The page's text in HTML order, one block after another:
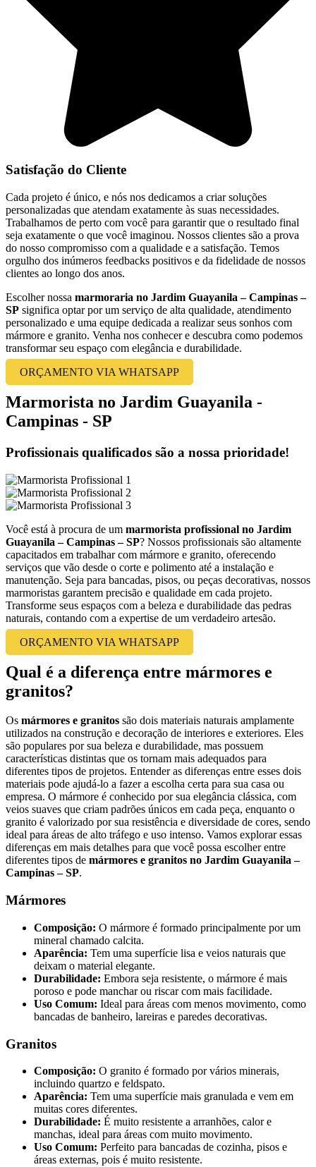
Satisfação do Cliente
Cada projeto é único, e nós nos dedicamos a criar soluções
personalizadas que atendam exatamente às suas necessidades.
Trabalhamos de perto com você para garantir que o resultado final
seja exatamente o que você imaginou. Nossos clientes são a prova
do nosso compromisso com a qualidade e a satisfação. Temos
orgulho dos inúmeros feedbacks positivos e da fidelidade de nossos
clientes ao longo dos anos.
Escolher nossa marmoraria no Jardim Guayanila – Campinas –
SP significa optar por um serviço de alta qualidade, atendimento
personalizado e uma equipe dedicada a realizar seus sonhos com
mármore e granito. Venha nos conhecer e descubra como podemos
transformar seu espaço com elegância e durabilidade.
ORÇAMENTO VIA WHATSAPP
Marmorista no Jardim Guayanila -
Campinas - SP
Profissionais qualificados são a nossa prioridade!
Você está à procura de um marmorista profissional no Jardim
Guayanila – Campinas – SP? Nossos profissionais são altamente
capacitados em trabalhar com mármore e granito, oferecendo
serviços que vão desde o corte e polimento até a instalação e
manutenção. Seja para bancadas, pisos, ou peças decorativas, nossos
marmoristas garantem precisão e qualidade em cada projeto.
Transforme seus espaços com a beleza e durabilidade das pedras
naturais, contando com a expertise de um verdadeiro artesão.
ORÇAMENTO VIA WHATSAPP
Qual é a diferença entre mármores e
granitos?
Os mármores e granitos são dois materiais naturais amplamente
utilizados na construção e decoração de interiores e exteriores. Eles
são populares por sua beleza e durabilidade, mas possuem
características distintas que os tornam mais adequados para
diferentes tipos de projetos. Entender as diferenças entre esses dois
materiais pode ajudá-lo a fazer a escolha certa para sua casa ou
empresa. O mármore é conhecido por sua elegância clássica, com
veios suaves que criam padrões únicos em cada peça, enquanto o
granito é valorizado por sua resistência e diversidade de cores, sendo
ideal para áreas de alto tráfego e uso intenso. Vamos explorar essas
diferenças em mais detalhes para que você possa escolher entre
diferentes tipos de mármores e granitos no Jardim Guayanila –
Campinas – SP.
Mármores
Composição: O mármore é formado principalmente por um
mineral chamado calcita.
Aparência: Tem uma superfície lisa e veios naturais que
deixam o material elegante.
Durabilidade: Embora seja resistente, o mármore é mais
poroso e pode manchar ou riscar com mais facilidade.
Uso Comum: Ideal para áreas com menos movimento, como
bancadas de banheiro, lareiras e paredes decorativas.
Granitos
Composição: O granito é formado por vários minerais,
incluindo quartzo e feldspato.
Aparência: Tem uma superfície mais granulada e vem em
muitas cores diferentes.
Durabilidade: É muito resistente a arranhões, calor e
manchas, ideal para áreas com muito movimento.
Uso Comum: Perfeito para bancadas de cozinha, pisos e
áreas externas, pois é muito resistente.